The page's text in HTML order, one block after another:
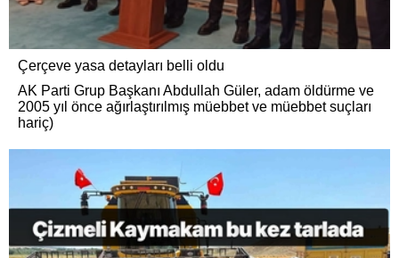
Çerçeve yasa detayları belli oldu
AK Parti Grup Başkanı Abdullah Güler, adam öldürme ve
2005 yıl önce ağırlaştırılmış müebbet ve müebbet suçları
hariç)